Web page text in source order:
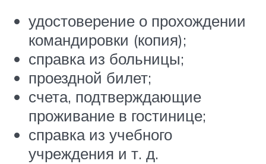
удостоверение о прохождении
командировки (копия);
справка из больницы;
проездной билет;
счета, подтверждающие
проживание в гостинице;
справка из учебного
учреждения и т. д.